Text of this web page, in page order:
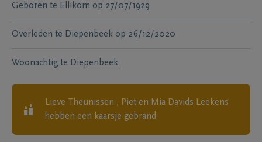
Geboren te Ellikom op 27/07/1929
Overleden te Diepenbeek op 26/12/2020
Woonachtig te Diepenbeek
Lieve Theunissen , Piet en Mia Davids Leekens
hebben een kaarsje gebrand.